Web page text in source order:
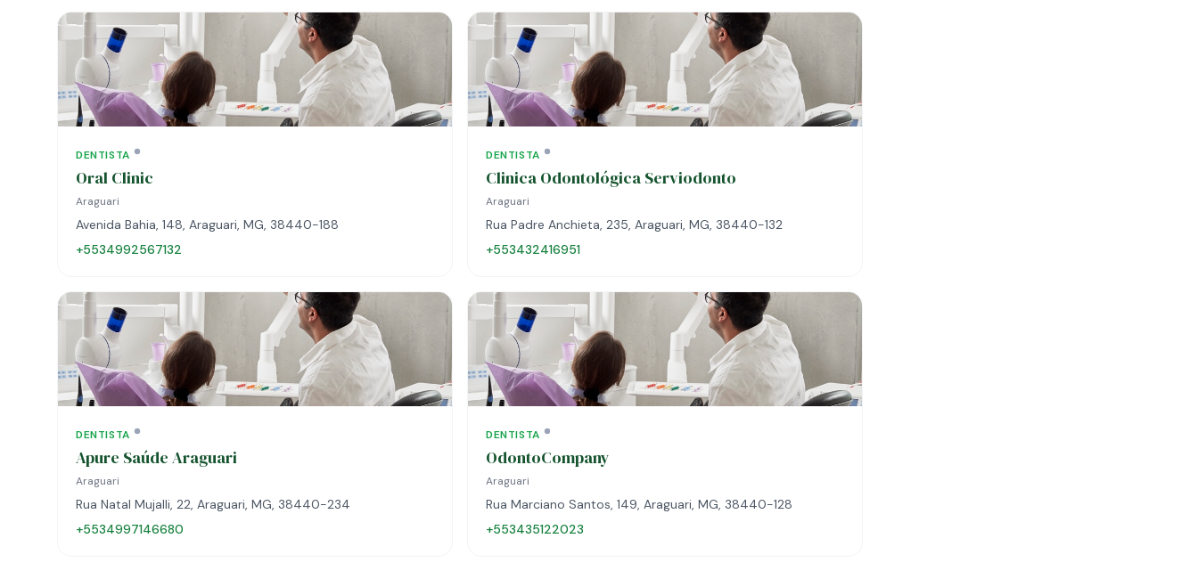
DENTISTA
Oral Clinic
Araguari
Avenida Bahia, 148, Araguari, MG, 38440-188
+5534992567132
DENTISTA
Clinica Odontológica Serviodonto
Araguari
Rua Padre Anchieta, 235, Araguari, MG, 38440-132
+553432416951
DENTISTA
Apure Saúde Araguari
Araguari
Rua Natal Mujalli, 22, Araguari, MG, 38440-234
+5534997146680
DENTISTA
OdontoCompany
Araguari
Rua Marciano Santos, 149, Araguari, MG, 38440-128
+553435122023